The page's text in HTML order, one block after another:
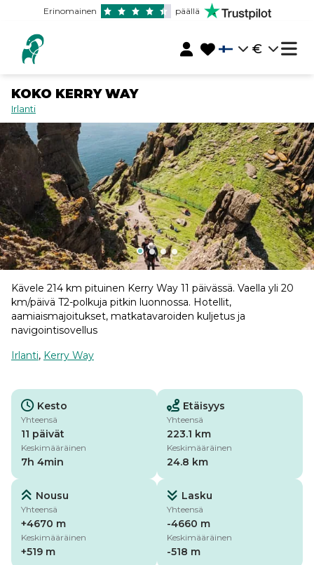
Erinomainen päällä
€
KOKO KERRY WAY
Irlanti
Kävele 214 km pituinen Kerry Way 11 päivässä. Vaella yli 20
km/päivä T2-polkuja pitkin luonnossa. Hotellit,
aamiaismajoitukset, matkatavaroiden kuljetus ja
navigointisovellus
Irlanti, Kerry Way
Kesto
Yhteensä
11 päivät
Keskimääräinen
7h 4min
Etäisyys
Yhteensä
223.1 km
Keskimääräinen
24.8 km
Nousu
Yhteensä
+4670 m
Keskimääräinen
+519 m
Lasku
Yhteensä
-4660 m
Keskimääräinen
-518 m